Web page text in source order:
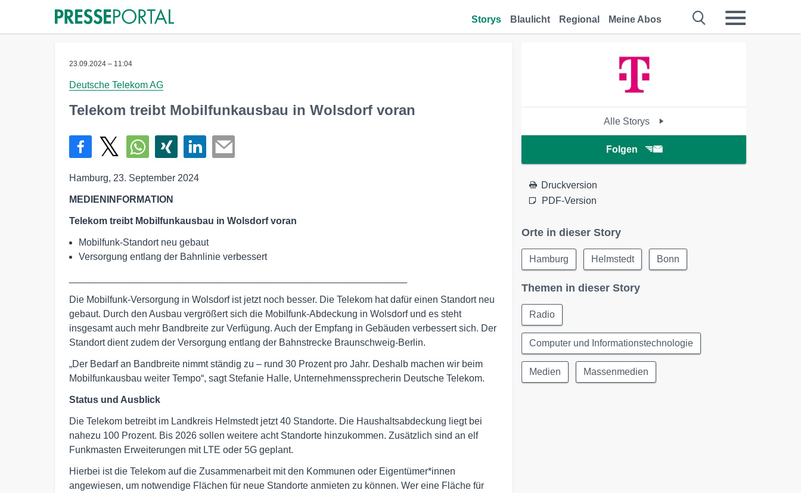
Storys Blaulicht Regional Meine Abos
23.09.2024 – 11:04
Deutsche Telekom AG
Telekom treibt Mobilfunkausbau in Wolsdorf voran
Hamburg, 23. September 2024
MEDIENINFORMATION
Telekom treibt Mobilfunkausbau in Wolsdorf voran
Mobilfunk-Standort neu gebaut
Versorgung entlang der Bahnlinie verbessert
Die Mobilfunk-Versorgung in Wolsdorf ist jetzt noch besser. Die Telekom hat dafür einen Standort neu
gebaut. Durch den Ausbau vergrößert sich die Mobilfunk-Abdeckung in Wolsdorf und es steht
insgesamt auch mehr Bandbreite zur Verfügung. Auch der Empfang in Gebäuden verbessert sich. Der
Standort dient zudem der Versorgung entlang der Bahnstrecke Braunschweig-Berlin.
„Der Bedarf an Bandbreite nimmt ständig zu – rund 30 Prozent pro Jahr. Deshalb machen wir beim
Mobilfunkausbau weiter Tempo“, sagt Stefanie Halle, Unternehmenssprecherin Deutsche Telekom.
Status und Ausblick
Die Telekom betreibt im Landkreis Helmstedt jetzt 40 Standorte. Die Haushaltsabdeckung liegt bei
nahezu 100 Prozent. Bis 2026 sollen weitere acht Standorte hinzukommen. Zusätzlich sind an elf
Funkmasten Erweiterungen mit LTE oder 5G geplant.
Hierbei ist die Telekom auf die Zusammenarbeit mit den Kommunen oder Eigentümer*innen
angewiesen, um notwendige Flächen für neue Standorte anmieten zu können. Wer eine Fläche für
Alle Storys
Folgen
Druckversion
PDF-Version
Orte in dieser Story
Hamburg Helmstedt Bonn
Themen in dieser Story
Radio
Computer und Informationstechnologie
Medien Massenmedien